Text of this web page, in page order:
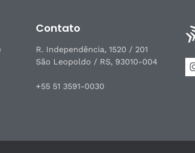
Contato
R. Independência, 1520 / 201
São Leopoldo / RS, 93010-004
+55 51 3591-0030